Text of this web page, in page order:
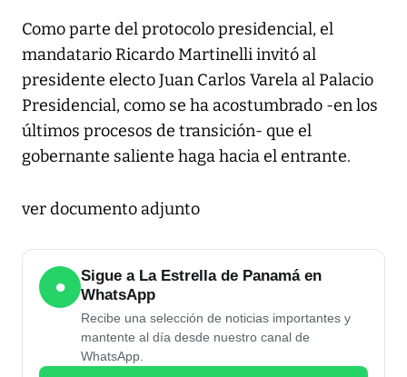
Como parte del protocolo presidencial, el
mandatario Ricardo Martinelli invitó al
presidente electo Juan Carlos Varela al Palacio
Presidencial, como se ha acostumbrado -en los
últimos procesos de transición- que el
gobernante saliente haga hacia el entrante.
ver documento adjunto
●
Sigue a La Estrella de Panamá en
WhatsApp
Recibe una selección de noticias importantes y
mantente al día desde nuestro canal de
WhatsApp.